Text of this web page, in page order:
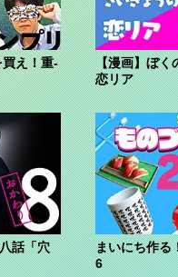
え！重-
【漫画】ぼく
恋リア
話「穴
まいにち作る
6